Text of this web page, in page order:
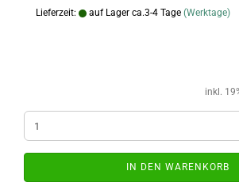
Lieferzeit: auf Lager ca.3-4 Tage (Werktage)
inkl.
IN DEN WARENKORB